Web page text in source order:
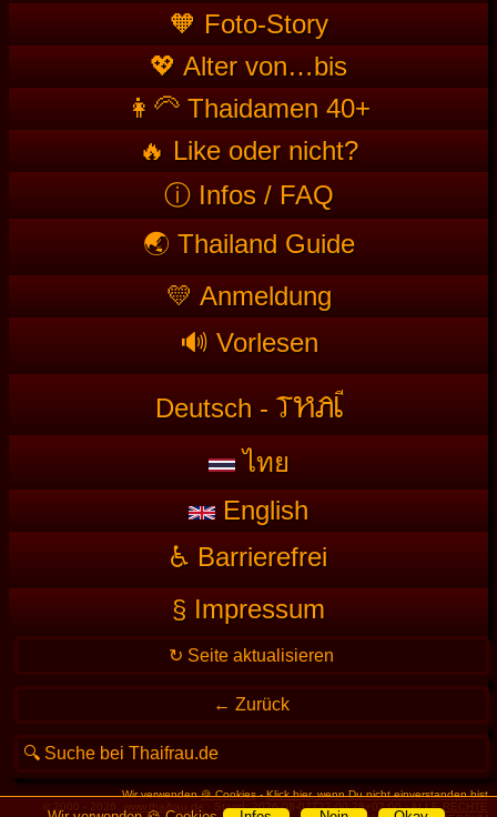
🧡 Foto-Story
💖 Alter von…bis
👩‍🦳 Thaidamen 40+
🔥 Like oder nicht?
ⓘ Infos / FAQ
🌏 Thailand Guide
💛 Anmeldung
🔊 Vorlesen
Deutsch - THAI
ไทย
English
♿ Barrierefrei
§ Impressum
Wir verwenden🍪 Cookies-Klick hier, wenn Du nicht einverstanden bist
© 2000 - 2026 www.thaifrau.de · Stand: 2026-08-07T22:00:28+02:00 ·ALLE RECHTE